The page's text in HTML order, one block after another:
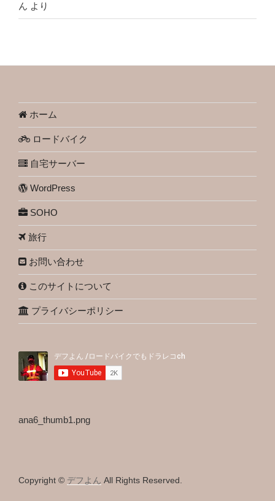
ん より
ホーム
ロードバイク
自宅サーバー
WordPress
SOHO
旅行
お問い合わせ
このサイトについて
プライバシーポリシー
ana6_thumb1.png
Copyright © デフよん All Rights Reserved.